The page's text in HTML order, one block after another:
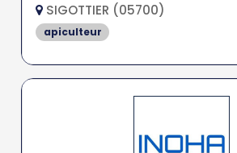
SIGOTTIER (05700)
apiculteur